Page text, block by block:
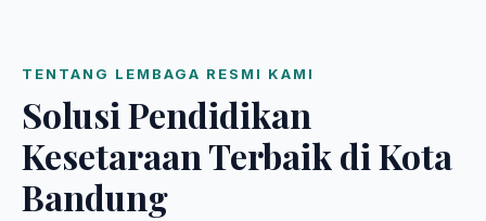
TENTANG LEMBAGA RESMI KAMI
Solusi Pendidikan
Kesetaraan Terbaik di Kota
Bandung